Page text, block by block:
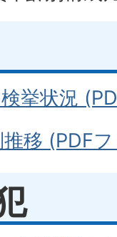
挙状況
移 (PDF